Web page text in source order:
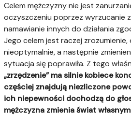
Celem mężczyzny nie jest
oczyszczeniu poprzez wyrzucanie
namawianie innych do działania
Jego celem jest raczej zrozumienie,
nieoptymalnie, a następnie
sytuacja się poprawiła. Z tego
„zrzędzenie” ma silnie kobiece
częściej znajdują niezliczone
ich niepewności dochodzą do
mężczyzna zmienia świat